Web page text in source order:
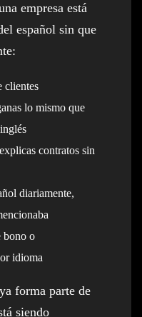
empresa está
español sin que
clientes
lo mismo que
contratos sin
diariamente,
bono o
idioma
forma parte de
siendo